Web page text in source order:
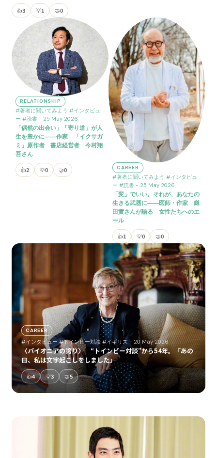
👍3 💡1 🤝0
RELATIONSHIP
#著者に聞いてみよう #インタビュ
ー #読書 - 25 May 2026
「偶然の出会い」「寄り道」が人
生を豊かに――作家 「イクサガ
ミ」原作者 書店経営者 今村翔
吾さん
👍2 💡0 🤝0 CAREER
#著者に聞いてみよう #インタビュ
ー #読書 - 25 May 2026
「変」でいい。それが、あなたの
生きる武器に――医師・作家 鎌
田實さんが語る 女性たちへのエ
ール
👍1 💡0 🤝0
CAREER
#インタビュー #トインビー対談 #イギリス- 20 May 2026
〈パイオニアの誇り〉 “トインビー対談”から54年。「あの
日、私は文字起こしをしました」
👍4 💡3 🤝5